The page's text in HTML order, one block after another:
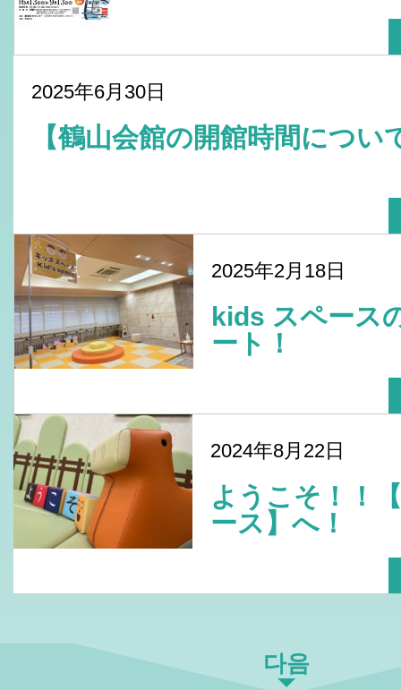
2025年6月30日
【鶴山会館の開館時間につ
2025年2月18日
kids スペース
ート！
2024年8月22日
ようこそ！！
ース】へ！
다음